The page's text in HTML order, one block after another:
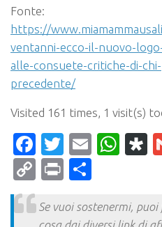
Fonte:
https://
ventanni-ecco-il-nuovo-
alle-consuete-critiche-di-
precedente/
Visited 161 times, 1 visit(s)
Facebook
Twitter
Email
CopyPrint
Se vuoi sostenermi,